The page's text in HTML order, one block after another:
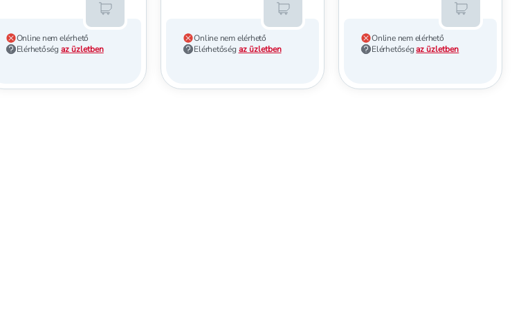
Online nem elérhető
Elérhetőség az üzletben
Kosárba teszem
Online nem elérhető
Elérhetőség az üzletben
Kosárba teszem
Online nem elérhető
Elérhetőség az üzletben
Kosárba